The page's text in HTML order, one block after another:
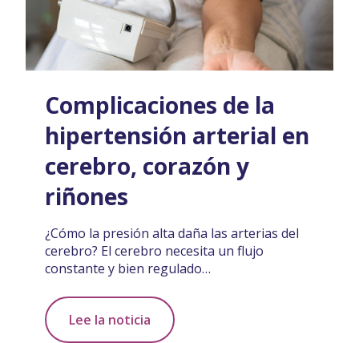
Complicaciones de la
hipertensión arterial en
cerebro, corazón y
riñones
¿Cómo la presión alta daña las arterias del
cerebro? El cerebro necesita un flujo
constante y bien regulado…
Lee la noticia